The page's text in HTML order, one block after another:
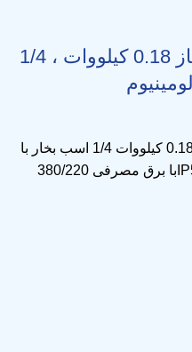
الکتروموتور موتوژن سه فاز 0.18 کیلووات ، 1/4
الکتروموتور سه فاز موتوژن با توان 0.18 کیلووات 1/4 اسب بخار با